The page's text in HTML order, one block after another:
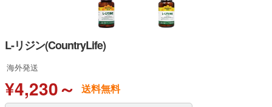
L-リジン(CountryLife)
海外発送
¥4,230～ 送料無料